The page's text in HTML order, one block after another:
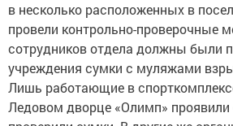
в несколько расположенных в
провели контрольно-проверочные
сотрудников отдела должны были
учреждения сумки с муляжами
Лишь работающие в
Ледовом дворце «Олимп» проявили